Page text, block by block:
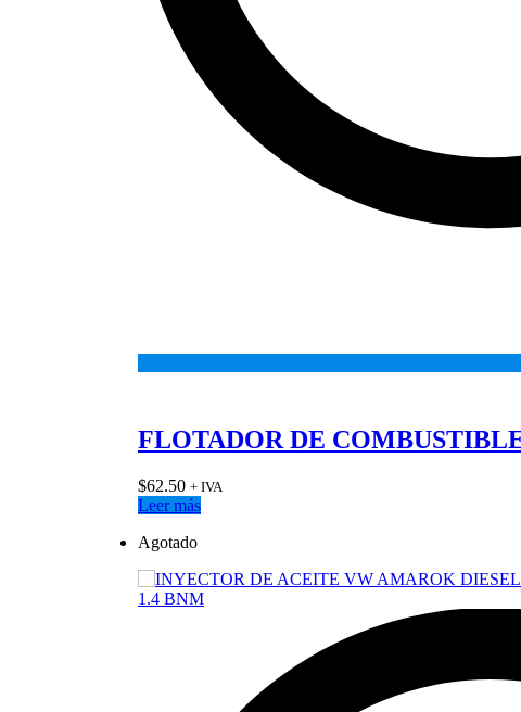
FLOTADOR DE
$62.50 + IVA
Leer más
Agotado